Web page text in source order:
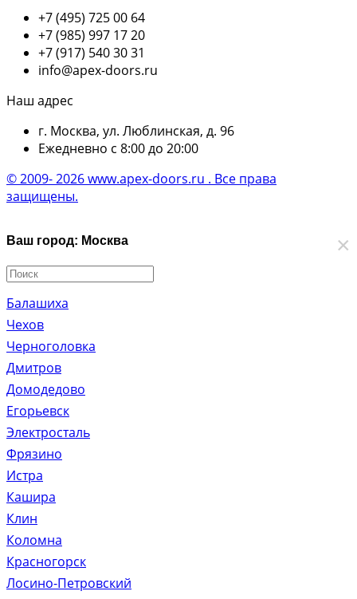
+7 (495) 725 00 64
+7 (985) 997 17 20
+7 (917) 540 30 31
info@apex-doors.ru
Наш адрес
г. Москва, ул. Люблинская, д. 96
Ежедневно с 8:00 до 20:00
© 2009- 2026 www.apex-doors.ru . Все права
защищены.
×
Ваш город: Москва
Балашиха
Чехов
Черноголовка
Дмитров
Домодедово
Егорьевск
Электросталь
Фрязино
Истра
Кашира
Клин
Коломна
Красногорск
Лосино-Петровский